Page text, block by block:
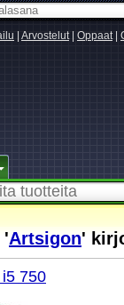
Arvostelut| Oppaat|
'Artsigon'
750